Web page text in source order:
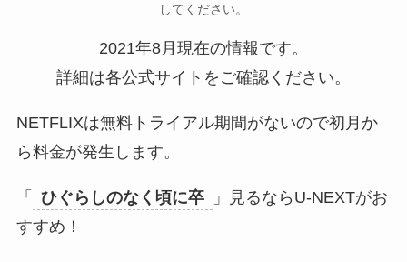
してください。
2021年8月現在の情報です。
詳細は各公式サイトをご確認ください。
NETFLIXは無料トライアル期間がないので初月か
ら料金が発生します。
「 ひぐらしのなく頃に卒
」見るならU-NEXTがお
すすめ！